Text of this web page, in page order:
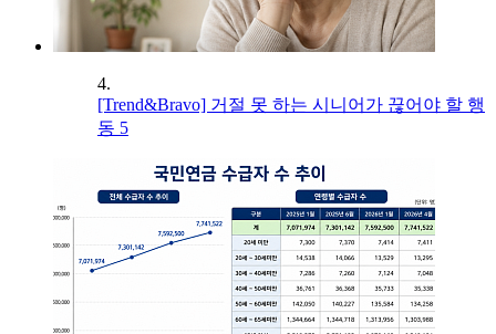
4.
[Trend&Bravo] 거절 못 하는 시니어가 끊어야 할 행
동 5